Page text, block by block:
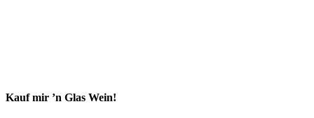
Kauf mir ’n Glas Wein!